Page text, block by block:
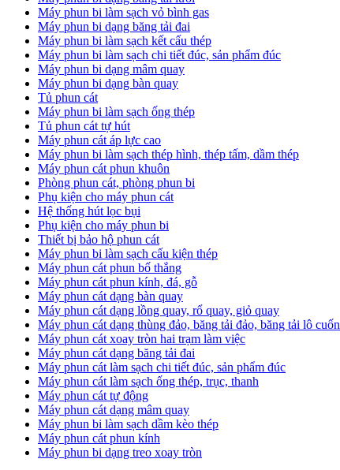
Máy phun bi làm sạch vỏ bình gas
Máy phun bi dạng băng tải đai
Máy phun bi làm sạch kết cấu thép
Máy phun bi làm sạch chi tiết đúc, sản phẩm đúc
Máy phun bi dạng mâm quay
Máy phun bi dạng bàn quay
Tủ phun cát
Máy phun bi làm sạch ống thép
Tủ phun cát tự hút
Máy phun cát áp lực cao
Máy phun bi làm sạch thép hình, thép tấm, dầm thép
Máy phun cát phun khuôn
Phòng phun cát, phòng phun bi
Phụ kiện cho máy phun cát
Hệ thống hút lọc bụi
Phụ kiện cho máy phun bi
Thiết bị bảo hộ phun cát
Máy phun bi làm sạch cấu kiện thép
Máy phun cát phun bố thắng
Máy phun cát phun kính, đá, gỗ
Máy phun cát dạng bàn quay
Máy phun cát dạng lồng quay, rổ quay, giỏ quay
Máy phun cát dạng thùng đảo, băng tải đảo, băng tải lô cuốn
Máy phun cát xoay tròn hai trạm làm việc
Máy phun cát dạng băng tải đai
​Máy phun cát làm sạch chi tiết đúc, sản phẩm đúc
Máy phun cát làm sạch ống thép, trục, thanh
Máy phun cát tự động
​Máy phun cát dạng mâm quay
Máy phun bi làm sạch dầm kèo thép
Máy phun cát phun kính
Máy phun bi dạng treo xoay tròn